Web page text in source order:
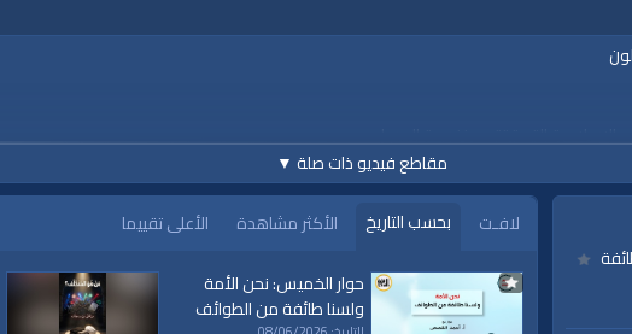
التي ترتقي بنفسية المسلم.
https://
مقاطع فيديو ذات صلة ▼
لافـت بحسب التاريخ الأكثر مشاهدة
الأعلى تقييما
حوار الخميس: نحن الأمة
ولسنا طائفة من الطوائف